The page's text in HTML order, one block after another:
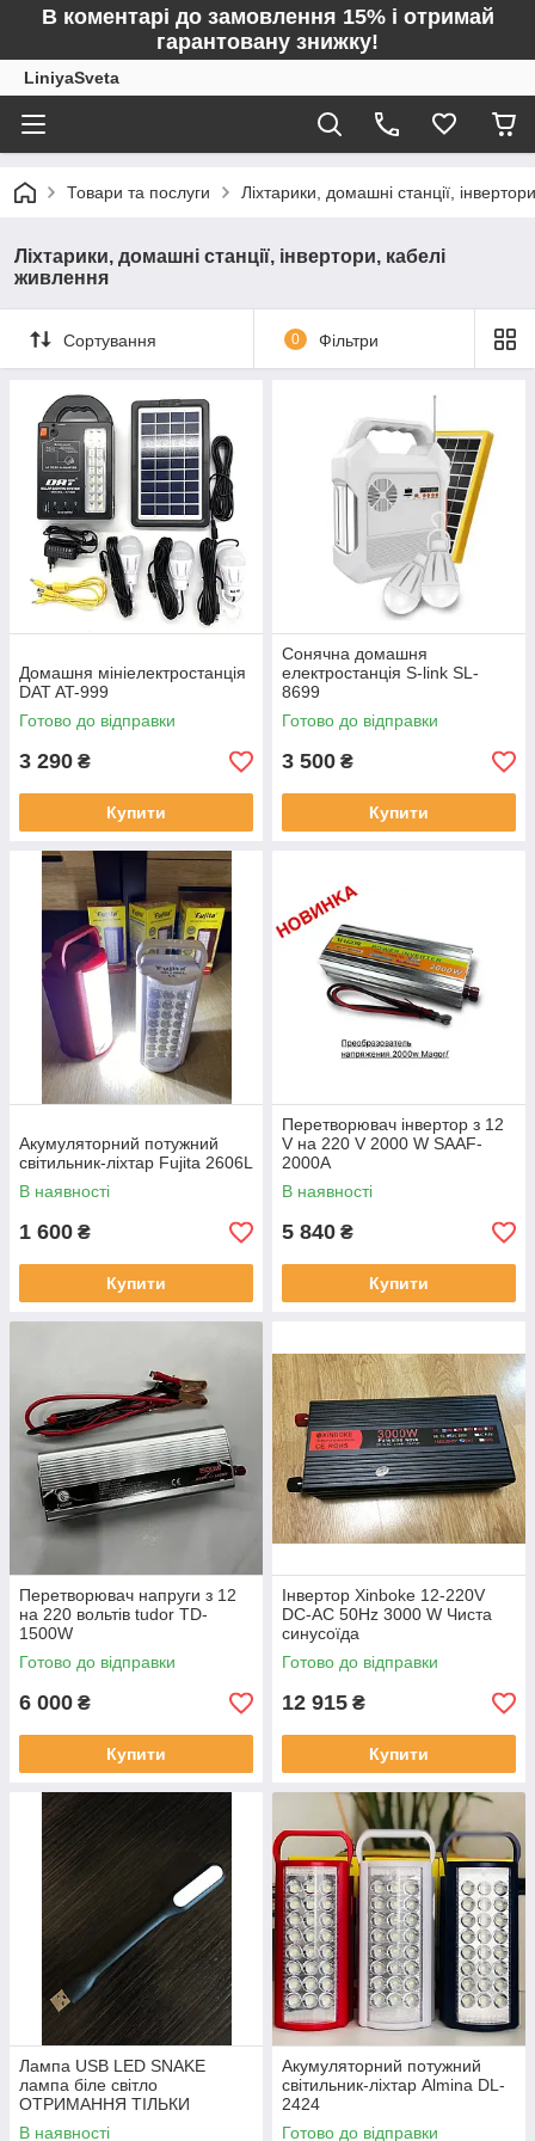
В коментарі до замовлення 15% і отримай
гарантовану знижку!
LiniyaSveta
Товари та послуги Ліхтарики, домашні станції,
Ліхтарики, домашні станції, інвертори, кабелі
живлення
Сортування 0 Фільтри
Домашня мініелектростанція
DAT AT-999
Готово до відправки
3 290 ₴
Купити
Сонячна домашня
електростанція S-link SL-
8699
Готово до відправки
3 500 ₴
Купити
Акумуляторний потужний
світильник-ліхтар Fujita 2606L
В наявності
1 600 ₴
Купити
Перетворювач інвертор з 12
V на 220 V 2000 W SAAF-
2000A
В наявності
5 840 ₴
Купити
Перетворювач напруги з 12
на 220 вольтів tudor TD-
1500W
Готово до відправки
6 000 ₴
Купити
Інвертор Xinboke 12-220V
DC-AC 50Hz 3000 W Чиста
синусоїда
Готово до відправки
12 915 ₴
Купити
Лампа USB LED SNAKE
лампа біле світло
ОТРИМАННЯ ТІЛЬКИ
ПОВНОЇ ОПЛАТЕ АБО ПРОМ
В наявності
Акумуляторний потужний
світильник-ліхтар Almina DL-
2424
Готово до відправки